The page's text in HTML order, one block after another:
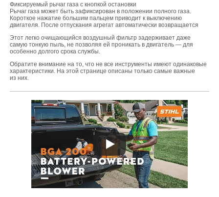
Фиксируемый рычаг газа с кнопкой остановки
Рычаг газа может быть зафиксирован в положении полного газа.
Короткое нажатие большим пальцем приводит к выключению
двигателя. После отпускания агрегат автоматически возвращается
Этот легко очищающийся воздушный фильтр задерживает даже
самую тонкую пыль, не позволяя ей проникать в двигатель — для
особенно долгого срока службы.
Обратите внимание на то, что не все инструменты имеют одинаковые
характеристики. На этой странице описаны только самые важные
из них.